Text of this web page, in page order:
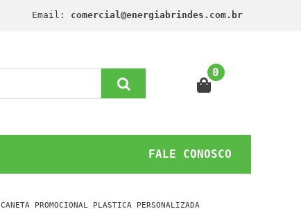
Email: comercial@energiabrindes.com.br
0
FALE CONOSCO
CANETA PROMOCIONAL PLASTICA PERSONALIZADA